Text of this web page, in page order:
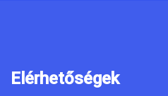
Elérhetőségek